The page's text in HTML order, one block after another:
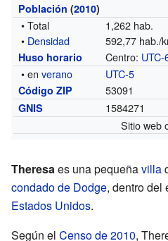
Población (2010)
• Total
1,262 hab.
• Densidad 592,77 hab./
Huso horario Centro: UTC-
• enverano UTC-5
Código ZIP 53091
GNIS
1584271
Sitio web
Theresaes una pequeñavilla
condado de Dodge, dentro del
Estados Unidos.
Según el Censo de 2010,